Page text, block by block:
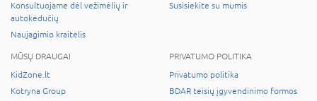
Konsultuojame dėl vežimėlių ir
autokėdučių
Naujagimio kraitelis
Susisiekite su mumis
MŪSŲ DRAUGAI
KidZone.lt
Kotryna Group
PRIVATUMO POLITIKA
Privatumo politika
BDAR teisių įgyvendinimo formos